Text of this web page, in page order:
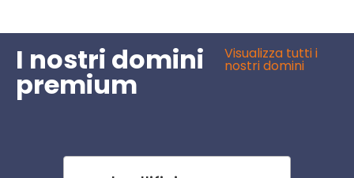
I nostri domini
premium
Visualizza tutti i
nostri domini